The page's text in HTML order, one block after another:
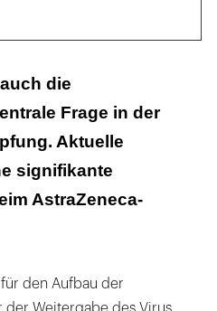
um zwei Drittel sinken
Impfintervalls festgestellt
die
Frage in der
Aktuelle
signifikante
AstraZeneca-
den Aufbau der